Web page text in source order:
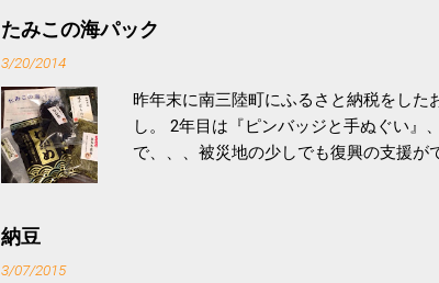
続けることが有用」としている。 脂肪
たみこの海パック
3/20/2014
昨年末に南三陸町にふるさと納税をした
し。 2年目は『ピンバッジと手ぬぐい』
で、、、被災地の少しでも復興の支援が
税になるということもあって始めたの
納豆
3/07/2015